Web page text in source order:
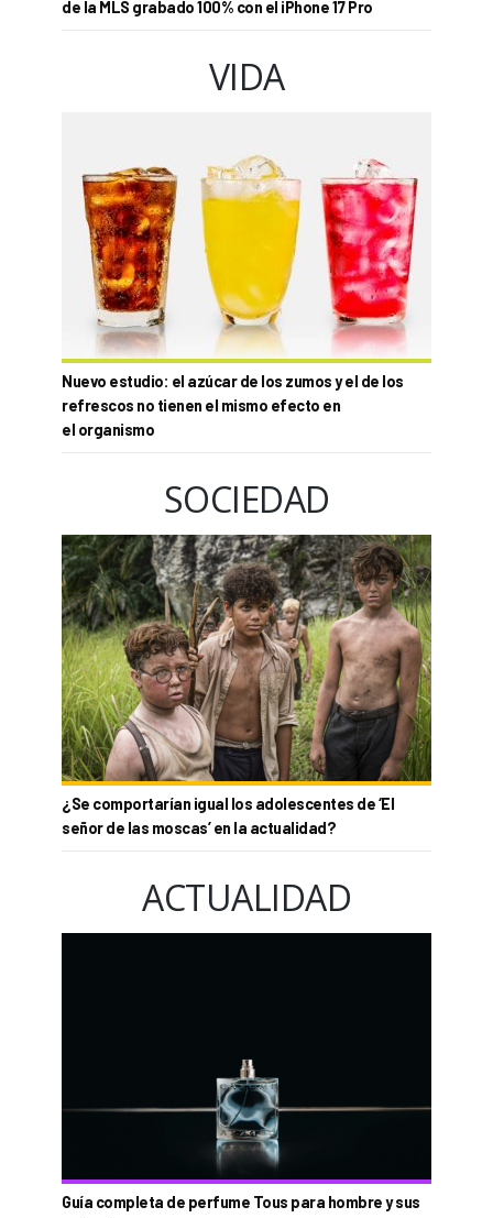
de la MLS grabado 100% con el iPhone 17 Pro
VIDA
Nuevo estudio: el azúcar de los zumos y el de los
refrescos no tienen el mismo efecto en
el organismo
SOCIEDAD
¿Se comportarían igual los adolescentes de ‘El
señor de las moscas’ en la actualidad?
ACTUALIDAD
Guía completa de perfume Tous para hombre y sus